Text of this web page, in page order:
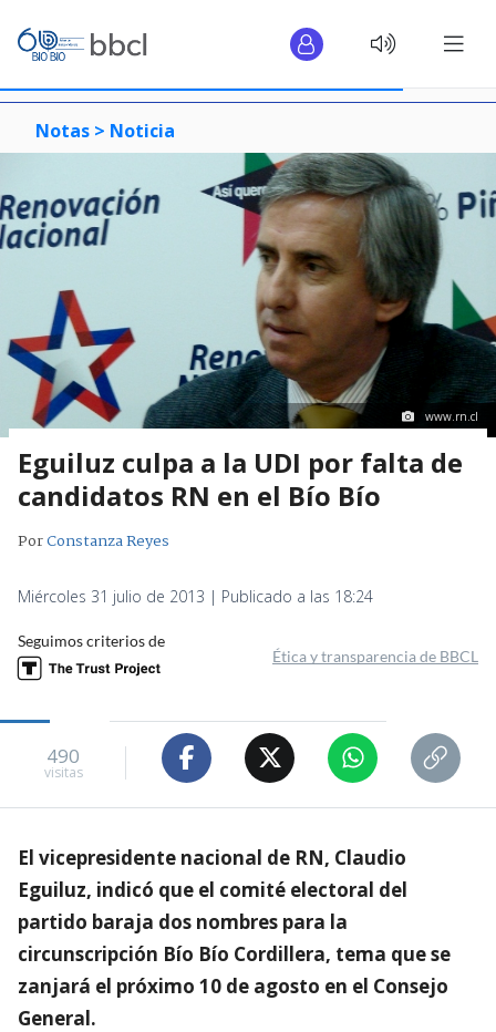
Notas > Noticia
www.rn.cl
Eguiluz culpa a la UDI por falta de
candidatos RN en el Bío Bío
PorConstanza Reyes
Miércoles 31 julio de 2013 | Publicado a las 18:24
Seguimos criterios de
Ética y transparencia de BBCL
490
visitas
El vicepresidente nacional de RN, Claudio
Eguiluz, indicó que el comité electoral del
partido baraja dos nombres para la
circunscripción Bío Bío Cordillera, tema que se
zanjará el próximo 10 de agosto en el Consejo
General.